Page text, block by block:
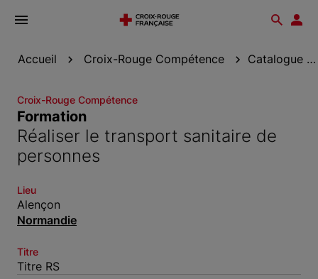
Ouvrir
Accueil Croix-Rouge Compétence Catalogue de formation
Croix-Rouge Compétence
Formation
Réaliser le transport sanitaire de
personnes
Lieu
Alençon
Normandie
Titre
Titre RS